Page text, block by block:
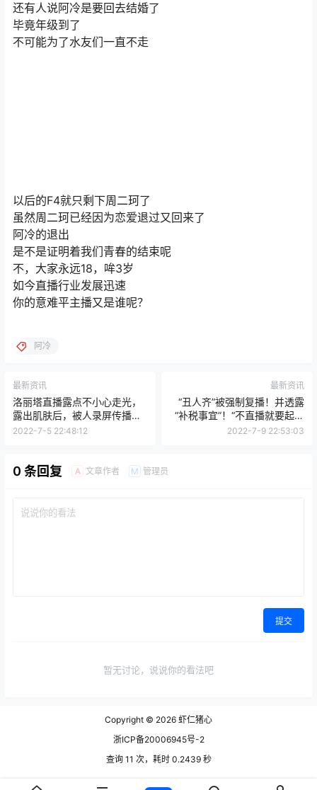
还有人说阿冷是要回去结婚了
毕竟年级到了
不可能为了水友们一直不走
以后的F4就只剩下周二珂了
虽然周二珂已经因为恋爱退过又回来了
阿冷的退出
是不是证明着我们青春的结束呢
不，大家永远18，哞3岁
如今直播行业发展迅速
你的意难平主播又是谁呢？
阿冷
最新资讯
洛丽塔直播露点不小心走光，
露出肌肤后，被人录屏传播，
洛丽塔：再传播就起诉你！
2022-7-5 22:48:12
最新资讯
“丑人齐”被强制复播！并透露
“补税事宜”！“不直播就要起诉
我”！
2022-7-9 22:53:03
0 条回复 A 文章作者 M 管理员
提交
暂无讨论，说说你的看法吧
Copyright © 2026 虾仁猪心
浙ICP备20006945号-2
查询 11 次，耗时 0.2439 秒